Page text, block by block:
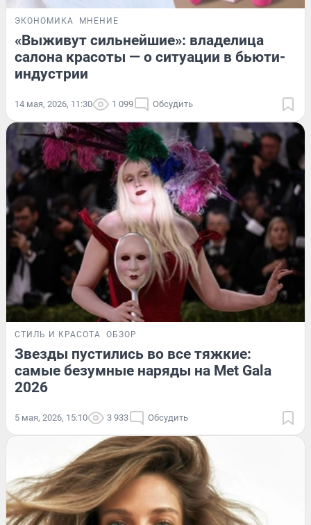
ЭКОНОМИКА МНЕНИЕ
«Выживут сильнейшие»: владелица
салона красоты — о ситуации в бьюти-
индустрии
14 мая, 2026, 11:30 1 099 Обсудить
СТИЛЬ И КРАСОТА ОБЗОР
Звезды пустились во все тяжкие:
самые безумные наряды на Met Gala
2026
5 мая, 2026, 15:10 3 933 Обсудить